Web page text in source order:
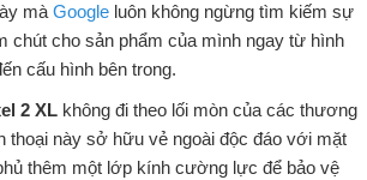
mà Googleluôn không ngừng tìm kiếm sự
chút cho sản phẩm của mình ngay từ hình
cấu hình bên trong.
2 XLkhông đi theo lối mòn của các thương
thoại này sở hữu vẻ ngoài độc đáo với mặt
thêm một lớp kính cường lực để bảo vệ